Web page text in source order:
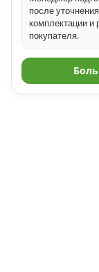
после
комплектации и
покупателя.